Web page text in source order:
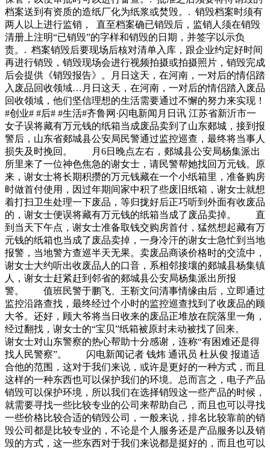
档案送到有资质的造纸厂化为纸浆或焚毁。. 销毁档案时须有
两人以上进行监销， 直至档案确已销毁后，监销人须在销毁
清册上注明“已销毁”的字样和销毁的日期，并签字以示负
责。. 档案销毁后要现场后核对清单入库，跟企业约定好时间
再进行销毁，销毁现场会进行视频拍摄或拍摄照片，销毁完成
后会提供《销毁报告》。月日这天，在河南，一对后的情侣踏
入废品回收领域…月日这天，在河南，一对后的情侣踏入废品
回收领域，他们坚信理想的生活需要通过不懈的努力来实现！
#创业# #后# #生活#齐鲁网·闪电新闻月日讯 江苏省新沂市一
女子误将藏有万元钱的纸箱当成废品卖到了山东郯城，接到报
警后，山东省郯城县公安局民警通过监控巡查，最终将当事人
损失及时挽回。 月6日晚点左右，郯城县公安局杨集派出
所里来了一位神色焦急的谢女士，请民警帮她找回万元钱。原
来，谢女士将长期积攒的万元钱藏在一个小纸箱里，准备购房
时做首付使用，因过年期间家中积了些废旧纸箱，谢女士就想
着打扫卫生处理一下废品，等归拢好后正巧听到外面有收废品
的，谢女士便误将藏有万元钱的纸箱当成了废品卖掉。 直
到当天下午点，谢女士准备取钱交购房首付，猛然想起藏有万
元钱的纸箱也当成了废品卖掉，一身冷汗的谢女士急忙到当地
报警，当地警方查巡半天无果。卖废品商谈价格时的交流中，
谢女士大约听出收废品人的口音，系相邻接壤的郯城县杨集镇
人，谢女士赶紧赶到邻省的郯城县公安局杨集派出所报
警。 值班民警于鹏飞、王靳文问清事情缘由后，立即通过
监控沿路查找，最终经过个小时的监控巡查找到了收废品的顾
大爷。还好，顾大爷将当日收来的废品正堆放在院落里一角，
经过翻找，谢女士的“宝贝”纸箱被原封未动被找了回来。
谢女士对山东警察的热心帮助十分感谢，连称“有困难还是得
找人民警察”。 闪电新闻记者 钱炜 通讯员 杜从俊 报道适
合他的范围，这对于我们来说，或许是更好的一种方式，而且
这样的一种东西也可以保护我们的环境。总而言之，电子产品
销毁可以保护环境，所以我们在选择销毁这一些产品的时候，
就需要寻找一些比较专业的公司来帮助自己，而且也可以寻找
一些价格比较合适的销毁公司，一般来说，排名比较靠前的销
毁公司都是比较专业的，不论是个人服务还是产品服务以及销
毁的方式，这一些东西对于我们来说都是挺好的，而且也可以